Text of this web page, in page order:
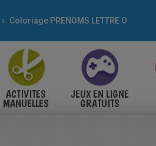
Coloriage PRENOMS LETTRE O
ACTIVITES
MANUELLES
JEUX EN LIGNE
GRATUITS